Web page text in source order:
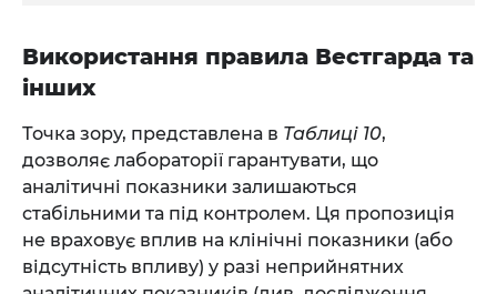
Використання правила Вестгарда та
інших
Точка зору, представлена в Таблиці 10,
дозволяє лабораторії гарантувати, що
аналітичні показники залишаються
стабільними та під контролем. Ця пропозиція
не враховує вплив на клінічні показники (або
відсутність впливу) у разі неприйнятних